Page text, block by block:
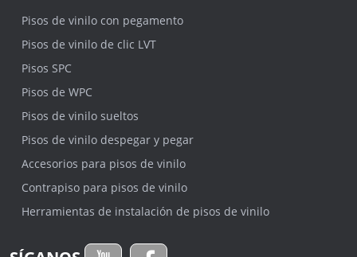
Pisos de vinilo con pegamento
Pisos de vinilo de clic LVT
Pisos SPC
Pisos de WPC
Pisos de vinilo sueltos
Pisos de vinilo despegar y pegar
Accesorios para pisos de vinilo
Contrapiso para pisos de vinilo
Herramientas de instalación de pisos de vinilo